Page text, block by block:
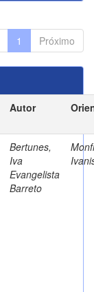
1 Próximo
Autor
Bertunes,
Iva
Evangelista
Barreto